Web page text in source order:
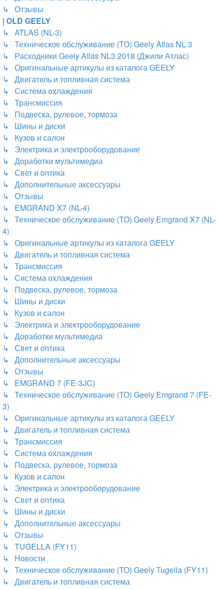
↳ Отзывы
| OLD GEELY
↳ ATLAS (NL-3)
↳ Техническое обслуживание (ТО) Geely Atlas NL 3
↳ Расходники Geely Atlas NL3 2018 (Джили Атлас)
↳ Оригинальные артикулы из каталога GEELY
↳ Двигатель и топливная система
↳ Система охлаждения
↳ Трансмиссия
↳ Подвеска, рулевое, тормоза
↳ Шины и диски
↳ Кузов и салон
↳ Электрика и электрооборудование
↳ Доработки мультимедиа
↳ Свет и оптика
↳ Дополнительные аксессуары
↳ Отзывы
↳ EMGRAND X7 (NL-4)
↳ Техническое обслуживание (ТО) Geely Emgrand X7 (NL-
4)
↳ Оригинальные артикулы из каталога GEELY
↳ Двигатель и топливная система
↳ Трансмиссия
↳ Система охлаждения
↳ Подвеска, рулевое, тормоза
↳ Шины и диски
↳ Кузов и салон
↳ Электрика и электрооборудование
↳ Доработки мультимедиа
↳ Свет и оптика
↳ Дополнительные аксессуары
↳ Отзывы
↳ EMGRAND 7 (FE-3JC)
↳ Техническое обслуживание (ТО) Geely Emgrand 7 (FE-
3)
↳ Оригинальные артикулы из каталога GEELY
↳ Двигатель и топливная система
↳ Трансмиссия
↳ Система охлаждения
↳ Подвеска, рулевое, тормоза
↳ Кузов и салон
↳ Электрика и электрооборудование
↳ Свет и оптика
↳ Шины и диски
↳ Дополнительные аксессуары
↳ Отзывы
↳ TUGELLA (FY11)
↳ Новости
↳ Техническое обслуживание (ТО) Geely Tugella (FY11)
↳ Двигатель и топливная система